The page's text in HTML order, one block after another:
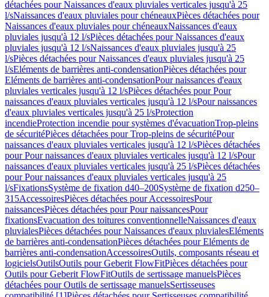
détachées pour Naissances d'eaux pluviales verticales jusqu'à 25
l/sNaissances d'eaux pluviales pour chéneauxPièces détachées pour
Naissances d'eaux pluviales pour chéneauxNaissances d'eaux
pluviales jusqu'à 12 l/sPièces détachées pour Naissances d'eaux
pluviales jusqu'à 12 l/sNaissances d'eaux pluviales jusqu'à 25
l/sPièces détachées pour Naissances d'eaux pluviales jusqu'à 25
l/sEléments de barrières anti-condensationPièces détachées pour
Eléments de barrières anti-condensationPour naissances d'eaux
pluviales verticales jusqu'à 12 l/sPièces détachées pour Pour
naissances d'eaux pluviales verticales jusqu'à 12 l/sPour naissances
d'eaux pluviales verticales jusqu'à 25 l/sProtection
incendieProtection incendie pour systèmes d'évacuationTrop-pleins
de sécuritéPièces détachées pour Trop-pleins de sécuritéPour
naissances d'eaux pluviales verticales jusqu'à 12 l/sPièces détachées
pour Pour naissances d'eaux pluviales verticales jusqu'à 12 l/sPour
naissances d'eaux pluviales verticales jusqu'à 25 l/sPièces détachées
pour Pour naissances d'eaux pluviales verticales jusqu'à 25
l/sFixationsSystème de fixation d40–200Système de fixation d250–
315AccessoiresPièces détachées pour AccessoiresPour
naissancesPièces détachées pour Pour naissancesPour
fixationsEvacuation des toitures conventionnelleNaissances d'eaux
pluvialesPièces détachées pour Naissances d'eaux pluvialesEléments
de barrières anti-condensationPièces détachées pour Eléments de
barrières anti-condensationAccessoiresOutils, composants réseau et
logicielsOutilsOutils pour Geberit FlowFitPièces détachées pour
Outils pour Geberit FlowFitOutils de sertissage manuelsPièces
détachées pour Outils de sertissage manuelsSertisseuses